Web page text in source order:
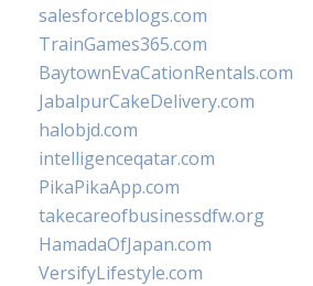
salesforceblogs.com
TrainGames365.com
BaytownEvaCationRentals.com
JabalpurCakeDelivery.com
halobjd.com
intelligenceqatar.com
PikaPikaApp.com
takecareofbusinessdfw.org
HamadaOfJapan.com
VersifyLifestyle.com